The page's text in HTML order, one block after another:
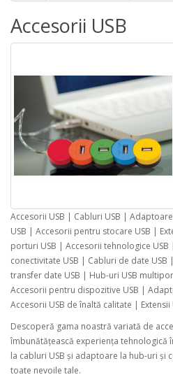
Accesorii USB
Accesorii USB | Cabluri USB |
USB | Accesorii pentru stocare USB |
porturi USB | Accesorii tehnologice
conectivitate USB | Cabluri de date
transfer date USB | Hub-uri USB
Accesorii pentru dispozitive USB |
Accesorii USB de înaltă calitate |
Descoperă gama noastră variată de
îmbunătățească experiența tehnologică
la cabluri USB și adaptoare la hub-uri
toate nevoile tale.